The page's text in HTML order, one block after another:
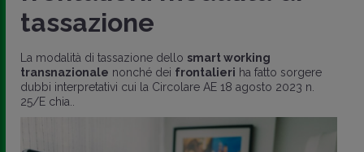
tassazione
La modalità di tassazione dello smart working
transnazionale nonché dei frontalieri ha fatto sorgere
dubbi interpretativi cui la Circolare AE 18 agosto 2023 n.
25/E chia..